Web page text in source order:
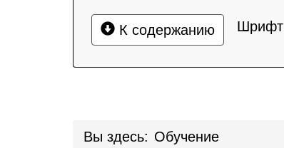
К содержанию Шрифт
Вы здесь: Обучение